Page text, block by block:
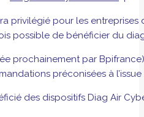
privilégié pour les
possible de bénéficier du
prochainement par
préconisées à
des dispositifs Diag Air